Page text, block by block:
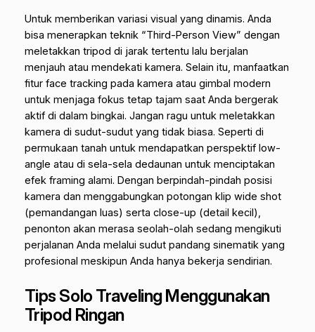
Untuk memberikan variasi visual yang dinamis. Anda
bisa menerapkan teknik “Third-Person View” dengan
meletakkan tripod di jarak tertentu lalu berjalan
menjauh atau mendekati kamera. Selain itu, manfaatkan
fitur face tracking pada kamera atau gimbal modern
untuk menjaga fokus tetap tajam saat Anda bergerak
aktif di dalam bingkai. Jangan ragu untuk meletakkan
kamera di sudut-sudut yang tidak biasa. Seperti di
permukaan tanah untuk mendapatkan perspektif low-
angle atau di sela-sela dedaunan untuk menciptakan
efek framing alami. Dengan berpindah-pindah posisi
kamera dan menggabungkan potongan klip wide shot
(pemandangan luas) serta close-up (detail kecil),
penonton akan merasa seolah-olah sedang mengikuti
perjalanan Anda melalui sudut pandang sinematik yang
profesional meskipun Anda hanya bekerja sendirian.
Tips Solo Traveling Menggunakan
Tripod Ringan